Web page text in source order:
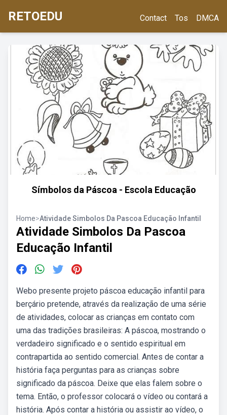
RETOEDU Contact Tos DMCA
Símbolos da Páscoa - Escola Educação
Home>Atividade Simbolos Da Pascoa Educação Infantil
Atividade Simbolos Da Pascoa
Educação Infantil
Webo presente projeto páscoa educação infantil para
berçário pretende, através da realização de uma série
de atividades, colocar as crianças em contato com
uma das tradições brasileiras: A páscoa, mostrando o
verdadeiro significado e o sentido espiritual em
contrapartida ao sentido comercial. Antes de contar a
história faça perguntas para as crianças sobre
significado da páscoa. Deixe que elas falem sobre o
tema. Então, o professor colocará o vídeo ou contará a
história. Após contar a história ou assistir ao vídeo, o